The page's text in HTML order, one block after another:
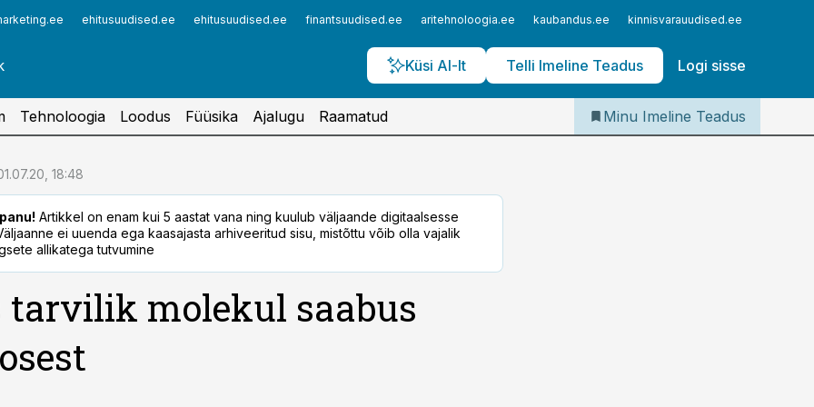
ehitusuudised.ee ehitusuudised.ee finantsuudised.ee aritehnoloogia.ee kaubandus.ee kinnisvarauudised.ee
Küsi AI-lt Telli Imeline Teadus Logi sisse
Iseteenindus
Telli Imeline Teadus
Tehnoloogia Loodus Füüsika Ajalugu Raamatud Minu Imeline Teadus
18:48
Artikkel on enam kui 5 aastat vana ning kuulub väljaande digitaalsesse
ei uuenda ega kaasajasta arhiveeritud sisu, mistõttu võib olla vajalik
allikatega tutvumine
tarvilik molekul saabus